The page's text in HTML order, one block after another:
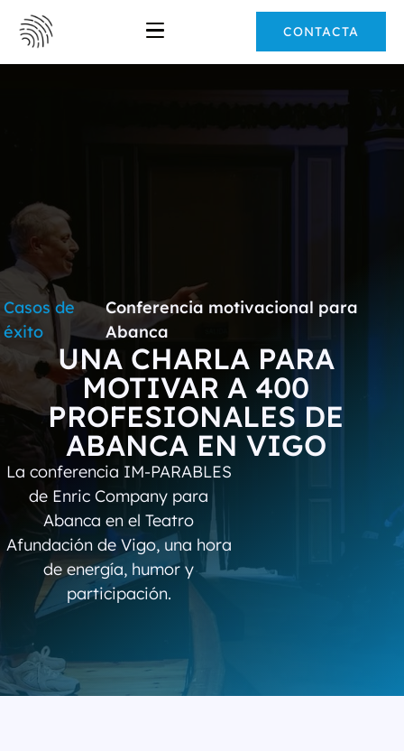
CONTACTA
Casos de
éxito
Conferencia motivacional para
Abanca
UNA CHARLA PARA
MOTIVAR A 400
PROFESIONALES DE
ABANCA EN VIGO
La conferencia IM-PARABLES
de Enric Company para
Abanca en el Teatro
Afundación de Vigo, una hora
de energía, humor y
participación.